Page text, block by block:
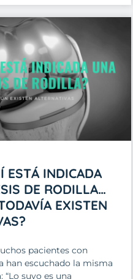
ESTÁ INDICADA
DE RODILLA…
EXISTEN
pacientes con
han escuchado la misma
“Lo suyo es una